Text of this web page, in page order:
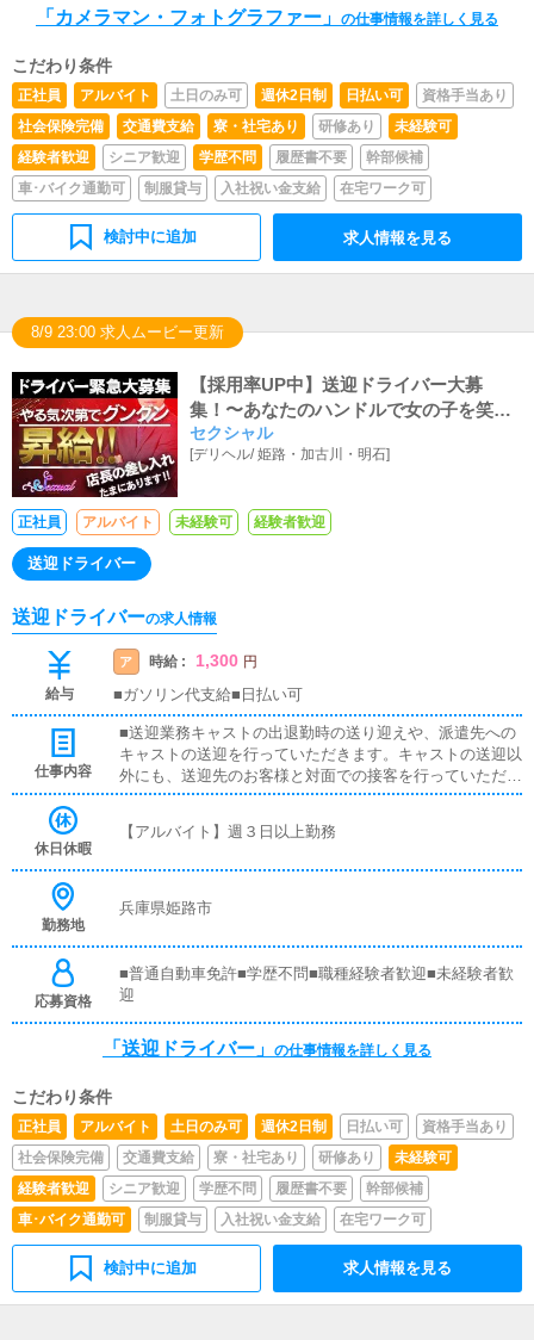
「カメラマン・フォトグラファー」 の仕事情報を詳しく見る
こだわり条件
正社員 アルバイト 土日のみ可 週休2日制 日払い可
資格手当あり
社会保険完備
交通費支給 寮・社宅あり 研修あり
未経験可
経験者歓迎
シニア歓迎 学歴不問 履歴書不要
幹部候補
車･バイク通勤可
制服貸与 入社祝い金支給 在宅ワーク可
検討中に追加 求人情報を見る
8/9 23:00 求人ムービー更新
【採用率UP中】送迎ドライバー大募
集！〜あなたのハンドルで女の子を笑顔
に〜
セクシャル
[デリヘル/姫路・加古川・明石]
正社員 アルバイト 未経験可 経験者歓迎
送迎ドライバー
送迎ドライバーの求人情報
給与
ア 時給 : 1,300 円
■ガソリン代支給■日払い可
仕事内容
■送迎業務キャストの出退勤時の送り迎えや、派遣先への
キャストの送迎を行っていただきます。キャストの送迎以
外にも、送迎先のお客様と対面での接客を行っていただき
ます。お客様のご案内時に、システムの説明や料金の受け
イバーと同乗して行動し、業務の流れを覚えていただきま
休日休暇
【アルバイト】週３日以上勤務
勤務地
兵庫県姫路市
応募資格
■普通自動車免許■学歴不問■職種経験者歓迎■未経験者歓
迎
「送迎ドライバー」 の仕事情報を詳しく見る
こだわり条件
正社員 アルバイト 土日のみ可 週休2日制 日払い可
資格手当あり
社会保険完備
交通費支給 寮・社宅あり 研修あり
未経験可
経験者歓迎
シニア歓迎 学歴不問 履歴書不要
幹部候補
車･バイク通勤可
制服貸与 入社祝い金支給 在宅ワーク可
検討中に追加 求人情報を見る